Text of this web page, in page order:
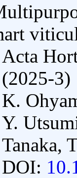
Acta
(2025-3)
K.
Y.
Tanaka,
DOI: